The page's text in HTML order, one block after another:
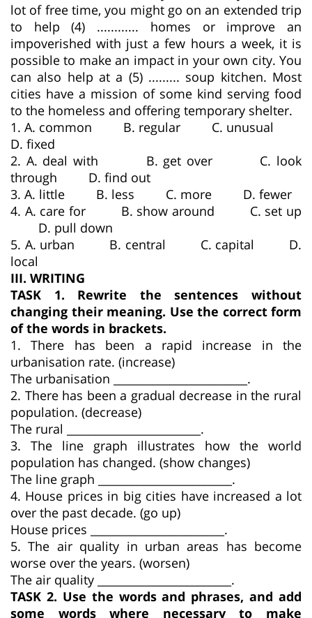
lot of free time, you might go on an extended trip
to help (4) ............ homes or improve an
impoverished with just a few hours a week, it is
possible to make an impact in your own city. You
can also help at a (5) ......... soup kitchen. Most
cities have a mission of some kind serving food
to the homeless and offering temporary shelter.
1. A. common B. regular C. unusual
D. fixed
2. A. deal with B. get over C. look
through D. find out
3. A. little B. less C. more D. fewer
4. A. care for B. show around C. set up
D. pull down
5. A. urban B. central C. capital D.
local
III. WRITING
TASK 1. Rewrite the sentences without
changing their meaning. Use the correct form
of the words in brackets.
1. There has been a rapid increase in the
urbanisation rate. (increase)
The urbanisation ________________________.
2. There has been a gradual decrease in the rural
population. (decrease)
The rural ________________________.
3. The line graph illustrates how the world
population has changed. (show changes)
The line graph ________________________.
4. House prices in big cities have increased a lot
over the past decade. (go up)
House prices ________________________.
5. The air quality in urban areas has become
worse over the years. (worsen)
The air quality ________________________.
TASK 2. Use the words and phrases, and add
some words where necessary to make